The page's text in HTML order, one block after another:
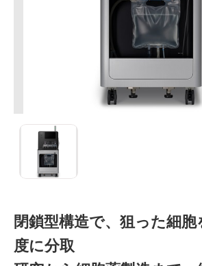
セルアイソレーションシステム CGX10
閉鎖型構造で、狙った細胞
度に分取